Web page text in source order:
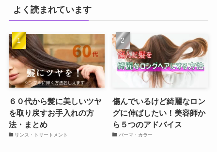
よく読まれています
６０代から髪に美しいツヤ
を取り戻すお手入れの方
法・まとめ
リンス・トリートメント
傷んでいるけど綺麗なロン
グに伸ばしたい！美容師か
ら５つのアドバイス
パーマ・カラー